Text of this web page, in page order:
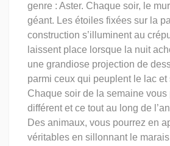
genre : Aster. Chaque soir, le
géant. Les étoiles fixées sur la
construction s’illuminent au
laissent place lorsque la nuit
une grandiose projection de
parmi ceux qui peuplent le lac et
Chaque soir de la semaine vous
différent et ce tout au long de
Des animaux, vous pourrez en
véritables en sillonnant le